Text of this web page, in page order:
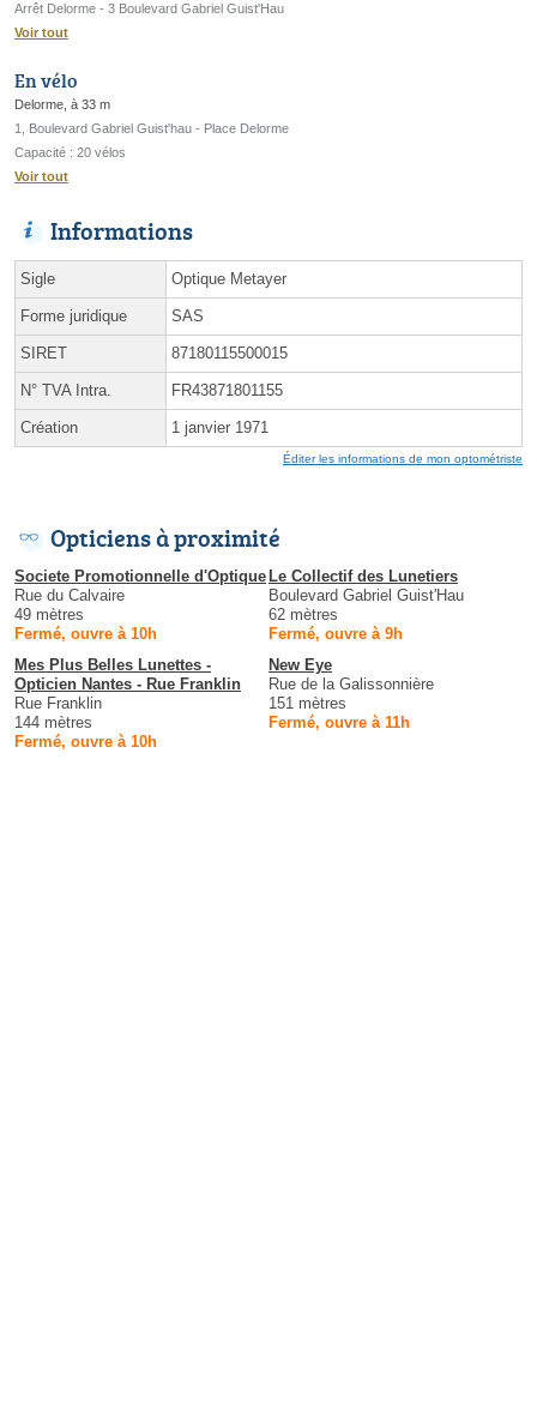
Arrêt Delorme - 3 Boulevard Gabriel Guist'Hau
Voir tout
En vélo
Delorme, à 33 m
1, Boulevard Gabriel Guist'hau - Place Delorme
Capacité : 20 vélos
Voir tout
Informations
Sigle Optique Metayer
Forme juridique SAS
SIRET 87180115500015
N° TVA Intra. FR43871801155
Création 1 janvier 1971
Éditer les informations de mon optométriste
Opticiens à proximité
Societe Promotionnelle d'Optique
Rue du Calvaire
49 mètres
Fermé, ouvre à 10h
Le Collectif des Lunetiers
Boulevard Gabriel Guist'Hau
62 mètres
Fermé, ouvre à 9h
Mes Plus Belles Lunettes -
Opticien Nantes - Rue Franklin
Rue Franklin
144 mètres
Fermé, ouvre à 10h
New Eye
Rue de la Galissonnière
151 mètres
Fermé, ouvre à 11h